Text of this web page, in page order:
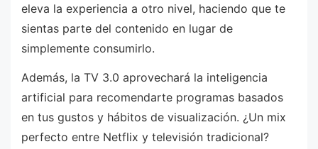
eleva la experiencia a otro nivel, haciendo que te
sientas parte del contenido en lugar de
simplemente consumirlo.
Además, la TV 3.0 aprovechará la inteligencia
artificial para recomendarte programas basados
en tus gustos y hábitos de visualización. ¿Un mix
perfecto entre Netflix y televisión tradicional?